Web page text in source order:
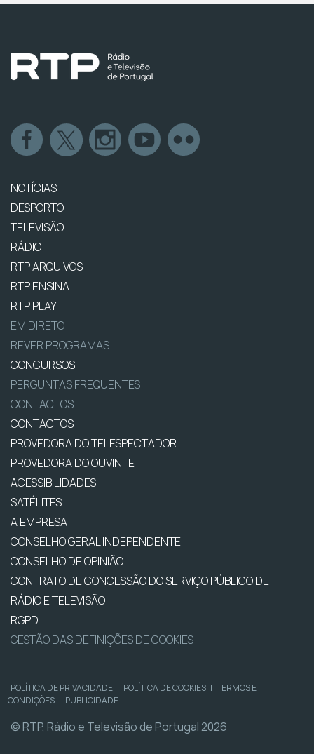
NOTÍCIAS
DESPORTO
TELEVISÃO
RÁDIO
RTP ARQUIVOS
RTP ENSINA
RTP PLAY
EM DIRETO
REVER PROGRAMAS
CONCURSOS
PERGUNTAS FREQUENTES
CONTACTOS
CONTACTOS
PROVEDORA DO TELESPECTADOR
PROVEDORA DO OUVINTE
ACESSIBILIDADES
SATÉLITES
A EMPRESA
CONSELHO GERAL INDEPENDENTE
CONSELHO DE OPINIÃO
CONTRATO DE CONCESSÃO DO SERVIÇO PÚBLICO DE
RÁDIO E TELEVISÃO
RGPD
GESTÃO DAS DEFINIÇÕES DE COOKIES
POLÍTICA DE PRIVACIDADE | POLÍTICA DE COOKIES | TERMOS E
CONDIÇÕES | PUBLICIDADE
© RTP, Rádio e Televisão de Portugal 2026